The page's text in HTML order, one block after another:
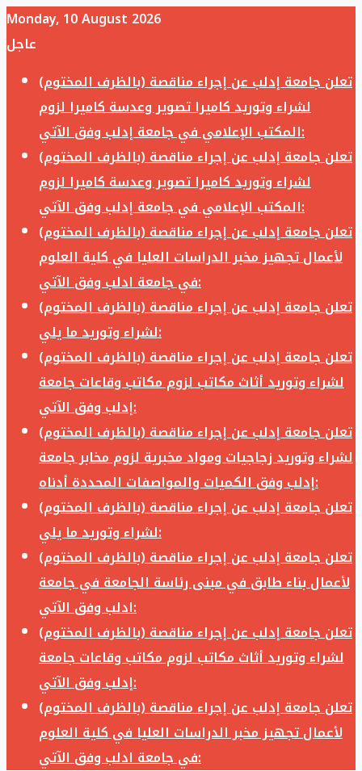
Monday, 10 August 2026
عاجل
تعلن جامعة إدلب عن إجراء مناقصة (بالظرف المختوم)
لشراء وتوريد كاميرا تصوير وعدسة كاميرا لزوم
المكتب الإعلامي في جامعة إدلب وفق الآتي:
تعلن جامعة إدلب عن إجراء مناقصة (بالظرف المختوم)
لشراء وتوريد كاميرا تصوير وعدسة كاميرا لزوم
المكتب الإعلامي في جامعة إدلب وفق الآتي:
تعلن جامعة إدلب عن إجراء مناقصة (بالظرف المختوم)
لأعمال تجهيز مخبر الدراسات العليا في كلية العلوم
في جامعة ادلب وفق الآتي:
تعلن جامعة إدلب عن إجراء مناقصة (بالظرف المختوم)
لشراء وتوريد ما يلي:
تعلن جامعة إدلب عن إجراء مناقصة (بالظرف المختوم)
لشراء وتوريد أثاث مكاتب لزوم مكاتب وقاعات جامعة
إدلب وفق الآتي:
تعلن جامعة إدلب عن إجراء مناقصة (بالظرف المختوم)
لشراء وتوريد زجاجيات ومواد مخبرية لزوم مخابر جامعة
إدلب وفق الكميات والمواصفات المحددة أدناه:
تعلن جامعة إدلب عن إجراء مناقصة (بالظرف المختوم)
لشراء وتوريد ما يلي:
تعلن جامعة إدلب عن إجراء مناقصة (بالظرف المختوم)
لأعمال بناء طابق في مبنى رئاسة الجامعة في جامعة
ادلب وفق الآتي:
تعلن جامعة إدلب عن إجراء مناقصة (بالظرف المختوم)
لشراء وتوريد أثاث مكاتب لزوم مكاتب وقاعات جامعة
إدلب وفق الآتي:
تعلن جامعة إدلب عن إجراء مناقصة (بالظرف المختوم)
لأعمال تجهيز مخبر الدراسات العليا في كلية العلوم
في جامعة ادلب وفق الآتي: